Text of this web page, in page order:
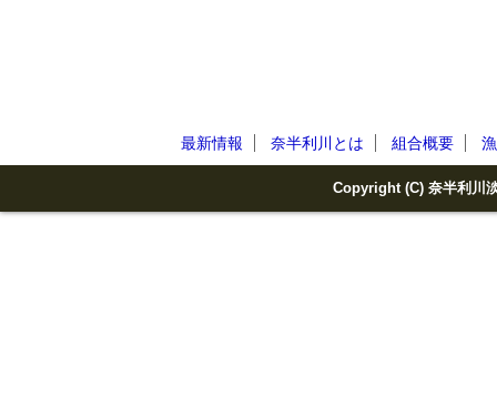
最新情報 奈半利川とは 組合概要
Copyright (C) 奈半利川